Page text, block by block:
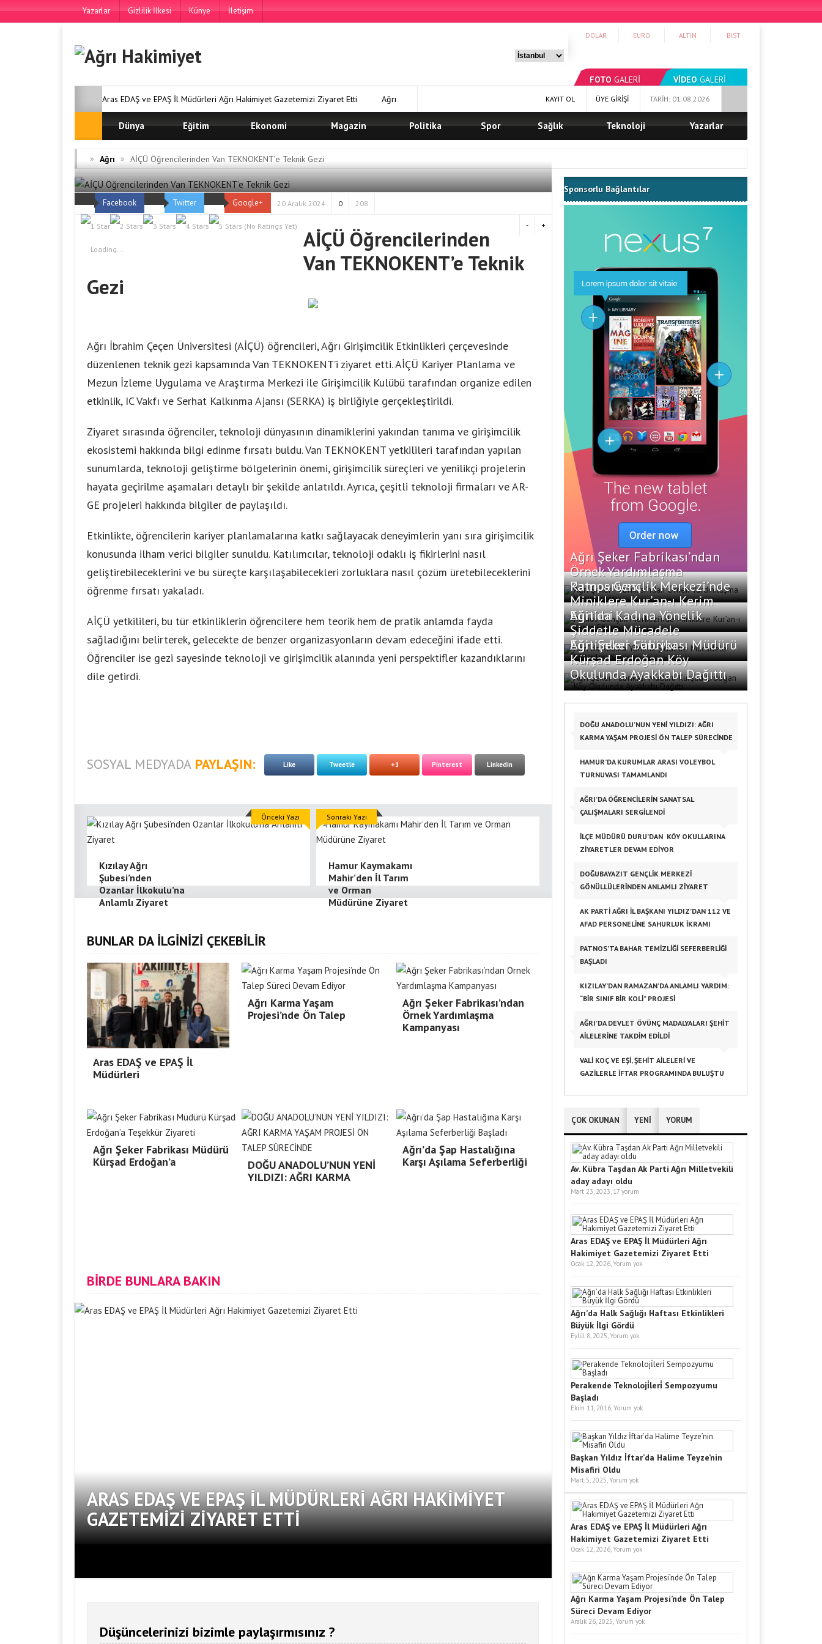
Yazarlar Gizlilik İlkesi Künye İletişim
FOTO GALERİ VİDEO GALERİ
DOLAR EURO ALTIN BIST
Aras EDAŞ ve EPAŞ İl Müdürleri Ağrı Hakimiyet Gazetemizi Ziyaret Etti Ağrı
Karma Yaşam Projesi’nde Ön Talep Süreci Devam Ediyor Ağrı Şeker
Kürşad Erdoğan’a Teşekkür Ziyareti DOĞU ANADOLU’NUN YENİ YILDIZI: AĞRI
KARMA YAŞAM PROJESİ ÖN TALEP SÜRECİNDE
TARİH: 01.08.2026
ÜYE GİRİŞİ
KAYIT OL
Dünya Eğitim Ekonomi Magazin Politika Spor Sağlık Teknoloji Yazarlar
» Ağrı » AİÇÜ Öğrencilerinden Van TEKNOKENT’e Teknik Gezi
Facebook Twitter Google+ 20 Aralık 2024 0 208
(No Ratings Yet)
Loading...
+
-
AİÇÜ Öğrencilerinden
Van TEKNOKENT’e Teknik
Gezi
Ağrı İbrahim Çeçen Üniversitesi (AİÇÜ) öğrencileri, Ağrı Girişimcilik Etkinlikleri çerçevesinde
düzenlenen teknik gezi kapsamında Van TEKNOKENT’i ziyaret etti. AİÇÜ Kariyer Planlama ve
Mezun İzleme Uygulama ve Araştırma Merkezi ile Girişimcilik Kulübü tarafından organize edilen
etkinlik, IC Vakfı ve Serhat Kalkınma Ajansı (SERKA) iş birliğiyle gerçekleştirildi.
Ziyaret sırasında öğrenciler, teknoloji dünyasının dinamiklerini yakından tanıma ve girişimcilik
ekosistemi hakkında bilgi edinme fırsatı buldu. Van TEKNOKENT yetkilileri tarafından yapılan
sunumlarda, teknoloji geliştirme bölgelerinin önemi, girişimcilik süreçleri ve yenilikçi projelerin
hayata geçirilme aşamaları detaylı bir şekilde anlatıldı. Ayrıca, çeşitli teknoloji firmaları ve AR-
GE projeleri hakkında bilgiler de paylaşıldı.
Etkinlikte, öğrencilerin kariyer planlamalarına katkı sağlayacak deneyimlerin yanı sıra girişimcilik
konusunda ilham verici bilgiler sunuldu. Katılımcılar, teknoloji odaklı iş fikirlerini nasıl
geliştirebileceklerini ve bu süreçte karşılaşabilecekleri zorluklara nasıl çözüm üretebileceklerini
öğrenme fırsatı yakaladı.
AİÇÜ yetkilileri, bu tür etkinliklerin öğrencilere hem teorik hem de pratik anlamda fayda
sağladığını belirterek, gelecekte de benzer organizasyonların devam edeceğini ifade etti.
Öğrenciler ise gezi sayesinde teknoloji ve girişimcilik alanında yeni perspektifler kazandıklarını
dile getirdi.
SOSYAL MEDYADA PAYLAŞIN: Like Tweetle +1 Pinterest Linkedin
Kızılay Ağrı
Şubesi’nden
Ozanlar İlkokulu’na
Anlamlı Ziyaret
Önceki Yazı
Hamur Kaymakamı
Mahir’den İl Tarım
ve Orman
Müdürüne Ziyaret
Sonraki Yazı
BUNLAR DA İLGİNİZİ ÇEKEBİLİR
Aras EDAŞ ve EPAŞ İl
Müdürleri
Ağrı Karma Yaşam
Projesi’nde Ön Talep
Ağrı Şeker Fabrikası’ndan
Örnek Yardımlaşma
Kampanyası
Ağrı Şeker Fabrikası Müdürü
Kürşad Erdoğan’a
DOĞU ANADOLU’NUN YENİ
YILDIZI: AĞRI KARMA
Ağrı’da Şap Hastalığına
Karşı Aşılama Seferberliği
BİRDE BUNLARA BAKIN
ARAS EDAŞ VE EPAŞ İL MÜDÜRLERI AĞRI HAKIMIYET
GAZETEMIZI ZIYARET ETTI
Düşüncelerinizi bizimle paylaşırmısınız ?
Sponsorlu Bağlantılar
Ağrı Şeker Fabrikası’ndan
Örnek Yardımlaşma
Kampanyası
Patnos Gençlik Merkezi’nde
Miniklere Kur’an-ı Kerim
Eğitimi
Ağrı’da Kadına Yönelik
Şiddetle Mücadele
Eğitimleri Sürüyor
Ağrı Şeker Fabrikası Müdürü
Kürşad Erdoğan Köy
Okulunda Ayakkabı Dağıttı
DOĞU ANADOLU’NUN YENİ YILDIZI: AĞRI
KARMA YAŞAM PROJESİ ÖN TALEP SÜRECİNDE
HAMUR’DA KURUMLAR ARASI VOLEYBOL
TURNUVASI TAMAMLANDI
AĞRI’DA ÖĞRENCILERIN SANATSAL
ÇALIŞMALARI SERGILENDI
İLÇE MÜDÜRÜ DURU’DAN KÖY OKULLARINA
ZIYARETLER DEVAM EDIYOR
DOĞUBAYAZIT GENÇLIK MERKEZI
GÖNÜLLÜLERINDEN ANLAMLI ZIYARET
AK PARTI AĞRI İL BAŞKANI YILDIZ’DAN 112 VE
AFAD PERSONELINE SAHURLUK İKRAMI
PATNOS’TA BAHAR TEMIZLIĞI SEFERBERLIĞI
BAŞLADI
KIZILAY’DAN RAMAZAN’DA ANLAMLI YARDIM:
“BIR SINIF BIR KOLI” PROJESI
AĞRI’DA DEVLET ÖVÜNÇ MADALYALARI ŞEHIT
AILELERINE TAKDIM EDILDI
VALI KOÇ VE EŞI, ŞEHIT AILELERI VE
GAZILERLE İFTAR PROGRAMINDA BULUŞTU
ÇOK OKUNAN YENİ YORUM
Av. Kübra Taşdan Ak Parti Ağrı Milletvekili
aday adayı oldu
Mart 23, 2023, 17 yorum
Aras EDAŞ ve EPAŞ İl Müdürleri Ağrı
Hakimiyet Gazetemizi Ziyaret Etti
Ocak 12, 2026, Yorum yok
Ağrı’da Halk Sağlığı Haftası Etkinlikleri
Büyük İlgi Gördü
Eylül 8, 2025, Yorum yok
Perakende Teknoloji̇leri̇ Sempozyumu
Başladı
Ekim 11, 2016, Yorum yok
Başkan Yıldız İftar’da Halime Teyze’nin
Misafiri Oldu
Mart 5, 2025, Yorum yok
Aras EDAŞ ve EPAŞ İl Müdürleri Ağrı
Hakimiyet Gazetemizi Ziyaret Etti
Ocak 12, 2026, Yorum yok
Ağrı Karma Yaşam Projesi’nde Ön Talep
Süreci Devam Ediyor
Aralık 26, 2025, Yorum yok